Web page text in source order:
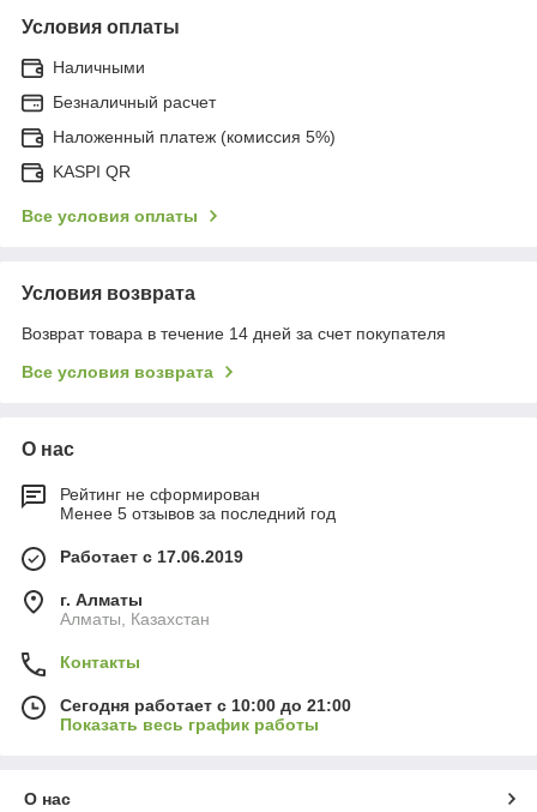
Условия оплаты
Наличными
Безналичный расчет
Наложенный платеж (комиссия 5%)
KASPI QR
Все условия оплаты
Условия возврата
Возврат товара в течение 14 дней за счет покупателя
Все условия возврата
О нас
Рейтинг не сформирован
Менее 5 отзывов за последний год
Работает с 17.06.2019
г. Алматы
Алматы, Казахстан
Контакты
Сегодня работает с 10:00 до 21:00
Показать весь график работы
О нас